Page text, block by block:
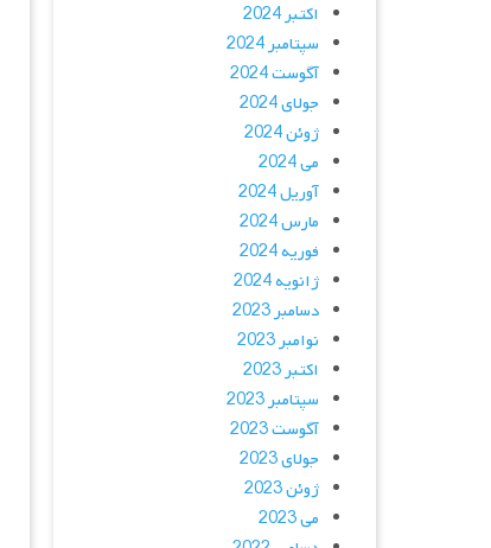
اکتبر 2024
سپتامبر 2024
آگوست 2024
جولای 2024
ژوئن 2024
می 2024
آوریل 2024
مارس 2024
فوریه 2024
ژانویه 2024
دسامبر 2023
نوامبر 2023
اکتبر 2023
سپتامبر 2023
آگوست 2023
جولای 2023
ژوئن 2023
می 2023